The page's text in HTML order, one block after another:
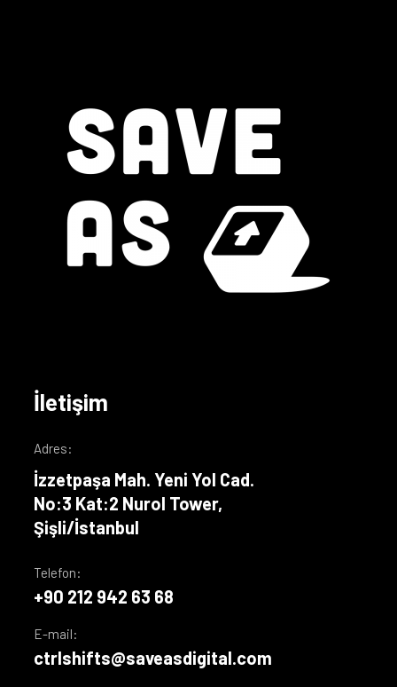
İletişim
Adres:
İzzetpaşa Mah. Yeni Yol Cad.
No:3 Kat:2 Nurol Tower,
Şişli/İstanbul
Telefon:
+90 212 942 63 68
E-mail:
ctrlshifts@saveasdigital.com